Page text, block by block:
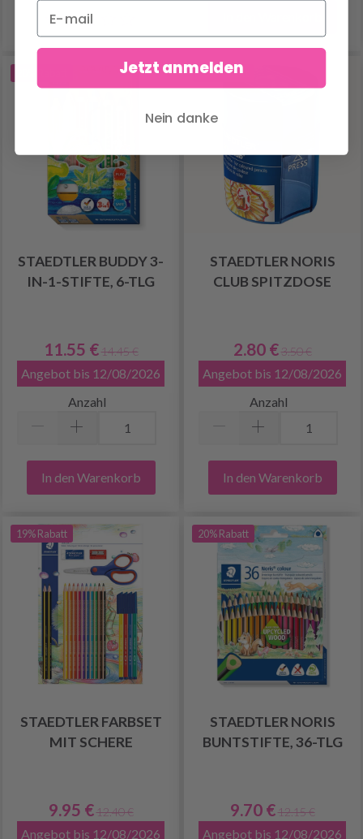
STAEDTLER BUDDY 3-
IN-1-STIFTE, 6-TLG
11.55 € 14.45 €
Angebot bis 12/08/2026
Anzahl
In den Warenkorb
20% Rabatt
STAEDTLER NORIS
CLUB SPITZDOSE
2.80 € 3.50 €
Angebot bis 12/08/2026
Anzahl
In den Warenkorb
19% Rabatt
STAEDTLER FARBSET
MIT SCHERE
9.95 € 12.40 €
Angebot bis 12/08/2026
20% Rabatt
STAEDTLER NORIS
BUNTSTIFTE, 36-TLG
9.70 € 12.15 €
Angebot bis 12/08/2026
Jetzt anmelden
Nein danke